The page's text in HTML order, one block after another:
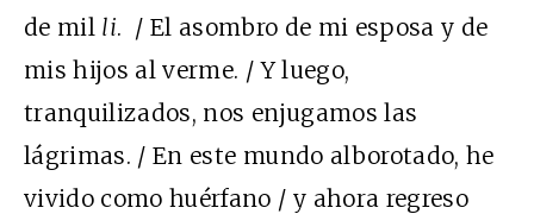
de mil li. / El asombro de mi esposa y de
mis hijos al verme. / Y luego,
tranquilizados, nos enjugamos las
lágrimas. / En este mundo alborotado, he
vivido como huérfano / y ahora regreso